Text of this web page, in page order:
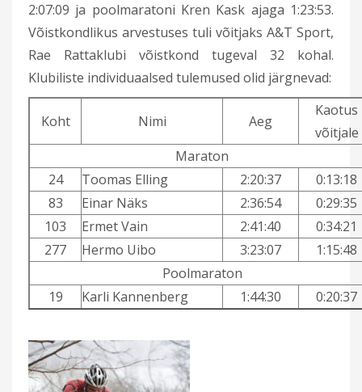
2:07:09 ja poolmaratoni Kren Kask ajaga 1:23:53.
Võistkondlikus arvestuses tuli võitjaks A&T Sport,
Rae Rattaklubi võistkond tugeval 32 kohal.
Klubiliste individuaalsed tulemused olid järgnevad:
Koht Nimi Aeg
Kaotus
võitjale
Maraton
24
Toomas Elling 2:20:37
0:13:18
83
Einar Näks 2:36:54
0:29:35
103
Ermet Vain 2:41:40
0:34:21
277
Hermo Uibo 3:23:07
1:15:48
Poolmaraton
19
Karli Kannenberg 1:44:30 0:20:37